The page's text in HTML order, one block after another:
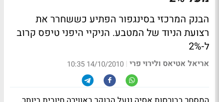
הבנק המרכזי בסינגפור הפתיע כששחרר את
רצועת הניוד של המטבע. הניקיי היפני טיפס קרוב
ל-2%
אריאל אטיאס ולירוי פרי |
14/10/2010 10:35